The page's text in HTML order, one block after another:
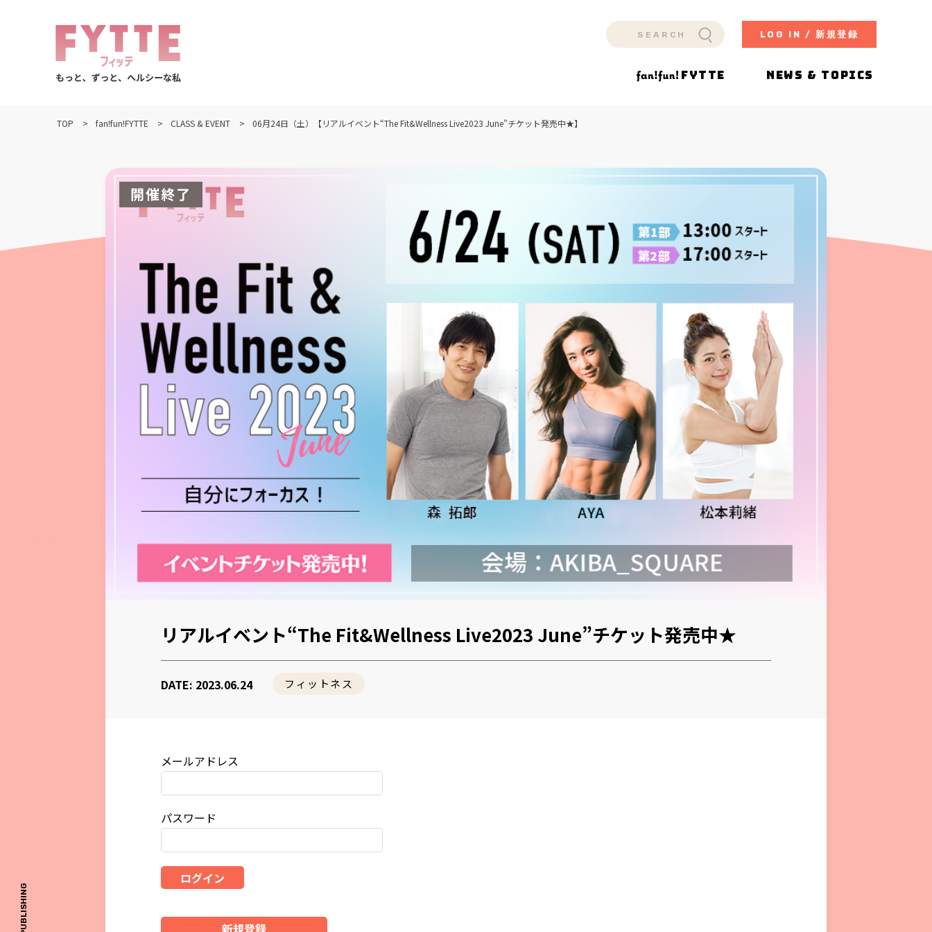
LOG IN / 新規登録
FYTTE NEWS & TOPICS
TOP fan!fun!FYTTE CLASS & EVENT 06月24日（土）【リアルイベント“The Fit&Wellness Live2023 June”チケット発売中★】
開催終了
リアルイベント“The Fit&Wellness Live2023 June”チケット発売中★
DATE: 2023.06.24 フィットネス
メールアドレス
パスワード
ログイン
新規登録